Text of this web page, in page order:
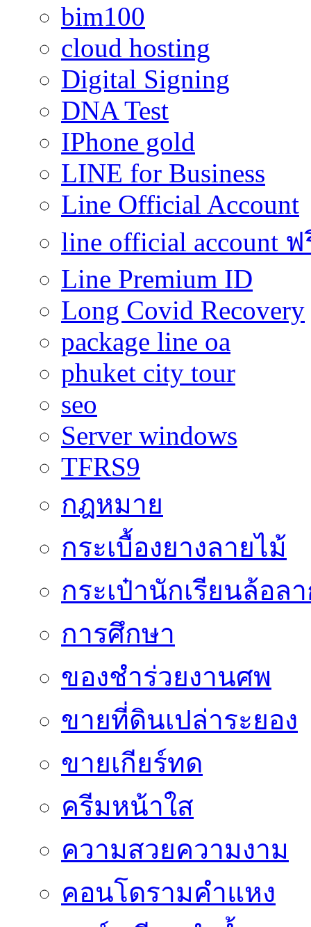
bim100
cloud hosting
Digital Signing
DNA Test
IPhone gold
LINE for Business
Line Official Account
line official account
Line Premium ID
Long Covid Recovery
package line oa
phuket city tour
seo
Server windows
TFRS9
กฎหมาย
กระเบื้องยางลายไม้
กระเป๋านักเรียนล้อล
การศึกษา
ของชำร่วยงานศพ
ขายที่ดินเปล่าระยอง
ขายเกียร์ทด
ครีมหน้าใส
ความสวยความงาม
คอนโดรามคำแหง